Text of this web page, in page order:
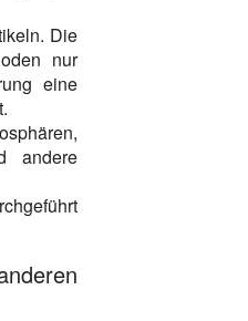
Die
nur
eine
andere